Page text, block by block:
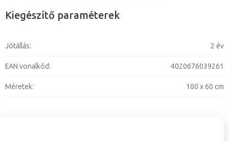
Kiegészítő paraméterek
Jótállás: 2 év
EAN vonalkód: 4020676039261
Méretek: 180 x 60 cm